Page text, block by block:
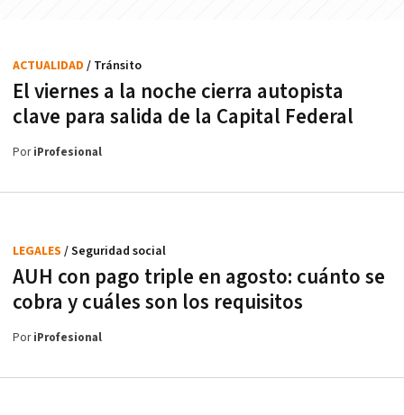
El viernes a la noche cierra autopista
clave para salida de la Capital Federal
ACTUALIDAD / Tránsito
PoriProfesional
AUH con pago triple en agosto: cuánto se
cobra y cuáles son los requisitos
LEGALES / Seguridad social
PoriProfesional